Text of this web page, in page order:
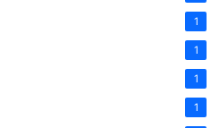
1
1
1
1